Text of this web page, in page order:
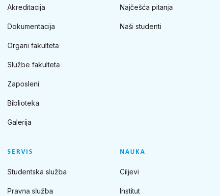
Akreditacija
Dokumentacija
Organi fakulteta
Službe fakulteta
Zaposleni
Biblioteka
Galerija
Najčešća pitanja
Naši studenti
SERVIS
Studentska služba
Pravna služba
NAUKA
Ciljevi
Institut